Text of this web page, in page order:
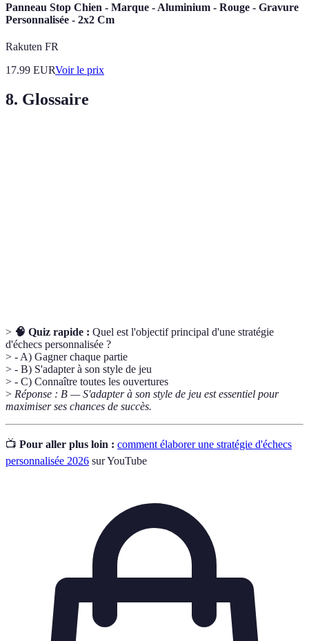
Panneau Stop Chien - Marque - Aluminium - Rouge - Gravure
Personnalisée - 2x2 Cm
Rakuten FR
17.99 EURVoir le prix
8. Glossaire
> 🧠 Quiz rapide : Quel est l'objectif principal d'une stratégie
d'échecs personnalisée ?
> - A) Gagner chaque partie
> - B) S'adapter à son style de jeu
> - C) Connaître toutes les ouvertures
> Réponse : B — S'adapter à son style de jeu est essentiel pour
maximiser ses chances de succès.
📺 Pour aller plus loin : comment élaborer une stratégie d'échecs
personnalisée 2026 sur YouTube